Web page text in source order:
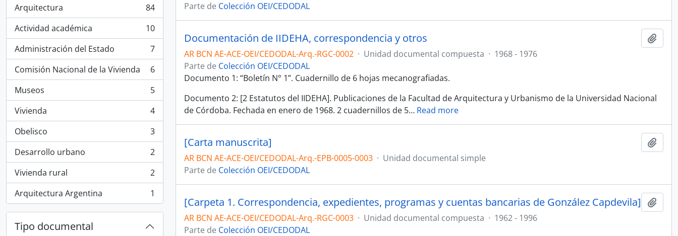
Arquitectura
, 84 resultados
84
Actividad académica
, 10 resultados
10
Administración del Estado
, 7 resultados
7
Comisión Nacional de la Vivienda
, 6 resultados
6
Museos
, 5 resultados
5
Vivienda
, 4 resultados
4
Obelisco
, 3 resultados
3
Desarrollo urbano
, 2 resultados
2
Vivienda rural
, 2 resultados
2
Arquitectura Argentina
, 1 resultados 1
Tipo documental
Parte de Colección OEI/CEDODAL
Documentación de IIDEHA, correspondencia y otros
AR BCN AE-ACE-OEI/CEDODAL-Arq.-RGC-0002 · Unidad documental compuesta · 1968 - 1976
Parte de Colección OEI/CEDODAL
Documento 1: “Boletín N° 1”. Cuadernillo de 6 hojas mecanografiadas.
Documento 2: [2 Estatutos del IIDEHA]. Publicaciones de la Facultad de Arquitectura y Urbanismo de la Universidad Nacional
de Córdoba. Fechada en enero de 1968. 2 cuadernillos de 5… Read more
[Carta manuscrita]
AR BCN AE-ACE-OEI/CEDODAL-Arq.-EPB-0005-0003 · Unidad documental simple
Parte de Colección OEI/CEDODAL
[Carpeta 1. Correspondencia, expedientes, programas y cuentas bancarias de González Capdevila]
AR BCN AE-ACE-OEI/CEDODAL-Arq.-RGC-0003 · Unidad documental compuesta · 1962 - 1996
Parte de Colección OEI/CEDODAL